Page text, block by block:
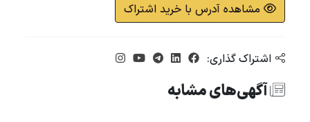
مشاهده آدرس با خرید اشتراک
اشتراک گذاری:
آگهی‌های مشابه